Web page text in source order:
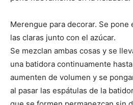
Merengue para decorar. Se pone
las claras junto con el azúcar.
Se mezclan ambas cosas y se
una batidora continuamente
aumenten de volumen y se
al pasar las espátulas de la